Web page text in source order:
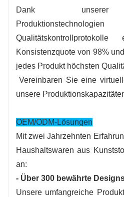
Dank unserer
Konsistenzquote von 98%
jedes Produkt höchsten
Vereinbaren Sie eine
unsere
OEM/ODM-Lösungen
Mit zwei Jahrzehnten
Haushaltswaren aus
an:
- Über 300 bewährte
Unsere umfangreiche